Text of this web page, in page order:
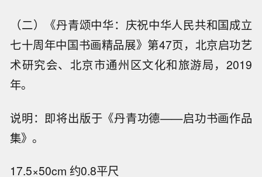
（二）《丹青颂中华：庆祝中华人民共和国成立
七十周年中国书画精品展》第47页，北京启功艺
术研究会、北京市通州区文化和旅游局，2019
年。
说明：即将出版于《丹青功德——启功书画作品
集》。
17.5×50cm 约0.8平尺